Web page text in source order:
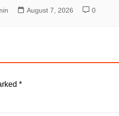
August 7, 2026 0
*